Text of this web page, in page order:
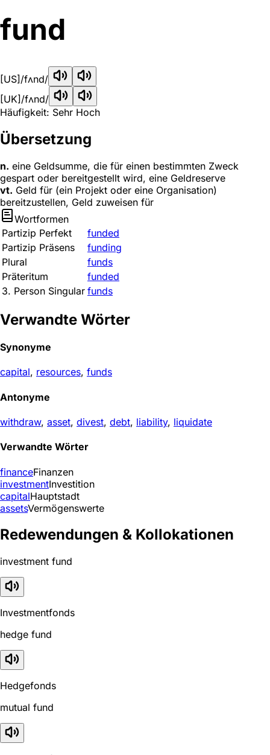
fund
[US] /fʌnd/
[UK] /fʌnd/
Häufigkeit: Sehr Hoch
Übersetzung
n. eine Geldsumme, die für einen bestimmten Zweck
gespart oder bereitgestellt wird, eine Geldreserve
vt. Geld für (ein Projekt oder eine Organisation)
bereitzustellen, Geld zuweisen für
Wortformen
Partizip Perfekt
funded
Partizip Präsens
funding
Plural
funds
Präteritum
funded
3. Person Singular funds
Verwandte Wörter
Synonyme
capital, resources, funds
Antonyme
withdraw, asset, divest, debt, liability, liquidate
Verwandte Wörter
financeFinanzen
investmentInvestition
capitalHauptstadt
assetsVermögenswerte
Redewendungen & Kollokationen
investment fund
Investmentfonds
hedge fund
Hedgefonds
mutual fund